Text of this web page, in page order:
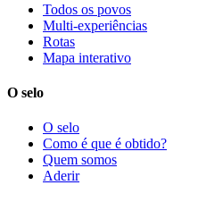
Todos os povos
Multi-experiências
Rotas
Mapa interativo
O selo
O selo
Como é que é obtido?
Quem somos
Aderir